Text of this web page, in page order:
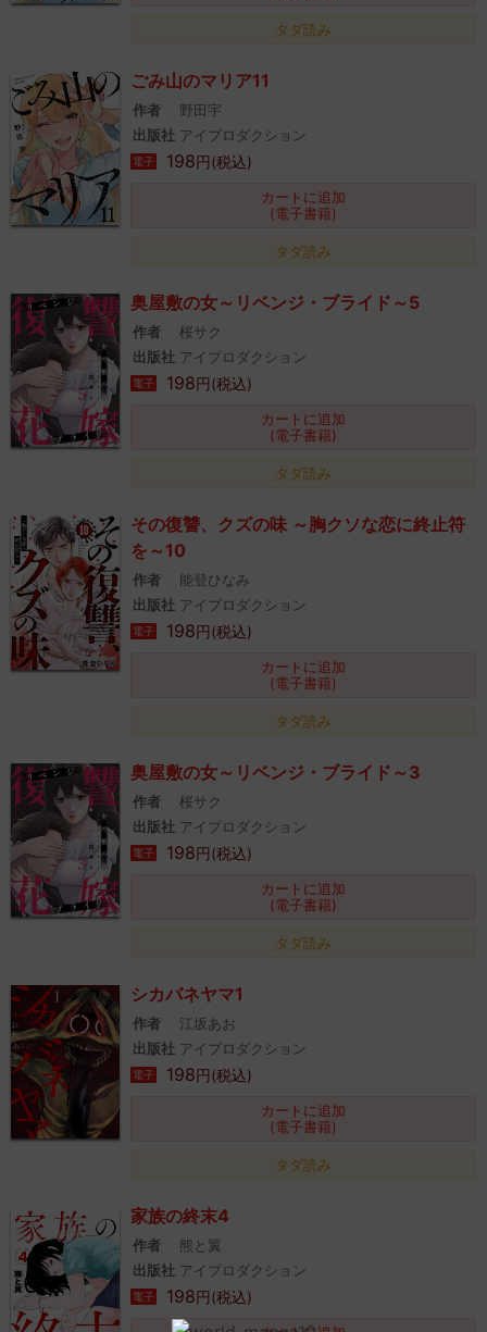
タダ読み
ごみ山のマリア11
作者
野田宇
出版社 アイプロダクション
電子 198円(税込)
カートに追加
(電子書籍)
タダ読み
奥屋敷の女～リベンジ・ブライド～5
作者
桜サク
出版社 アイプロダクション
電子 198円(税込)
カートに追加
(電子書籍)
タダ読み
その復讐、クズの味 ～胸クソな恋に終止符
を～10
作者
能登ひなみ
出版社 アイプロダクション
電子 198円(税込)
カートに追加
(電子書籍)
タダ読み
奥屋敷の女～リベンジ・ブライド～3
作者
桜サク
出版社 アイプロダクション
電子 198円(税込)
カートに追加
(電子書籍)
タダ読み
シカバネヤマ1
作者
江坂あお
出版社 アイプロダクション
電子 198円(税込)
カートに追加
(電子書籍)
タダ読み
家族の終末4
作者
熊と翼
出版社 アイプロダクション
電子 198円(税込)